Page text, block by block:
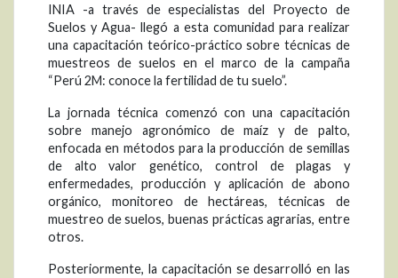
INIA -a través de especialistas del Proyecto de
Suelos y Agua- llegó a esta comunidad para realizar
una capacitación teórico-práctico sobre técnicas de
muestreos de suelos en el marco de la campaña
“Perú 2M: conoce la fertilidad de tu suelo”.
La jornada técnica comenzó con una capacitación
sobre manejo agronómico de maíz y de palto,
enfocada en métodos para la producción de semillas
de alto valor genético, control de plagas y
enfermedades, producción y aplicación de abono
orgánico, monitoreo de hectáreas, técnicas de
muestreo de suelos, buenas prácticas agrarias, entre
otros.
Posteriormente, la capacitación se desarrolló en las